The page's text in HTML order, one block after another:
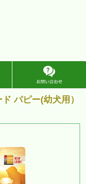
パピー(幼犬用）